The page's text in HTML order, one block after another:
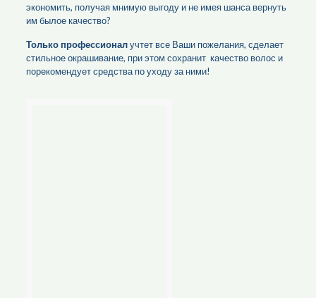
экономить, получая мнимую выгоду и не имея шанса вернуть
им былое качество?
Только профессионалучтет все Ваши пожелания, сделает
стильное окрашивание, при этом сохранит качество волос и
порекомендует средства по уходу за ними!